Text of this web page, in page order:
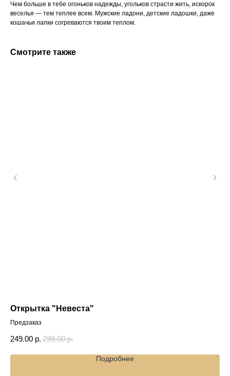
Чем больше в тебе огоньков надежды, угольков страсти жить, искорок
веселья — тем теплее всем. Мужские ладони, детские ладошки, даже
кошачьи лапки согреваются твоим теплом.
Смотрите также
Открытка "Невеста"
Предзаказ
249.00 р. 299.00 р.
Подробнее